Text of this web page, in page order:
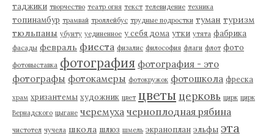
таджики творчество театр огня текст телевидение техника
топинамбур трамвай троллейбус трудные подростки туман туризм
тюльпаны убунту уединенное у себя дома утки утята фабрика
фасады февраль фиеста физалис философия флаги флот фото
фотовыставка фотография фотография - это
фотографы фотокамеры фотокружок фотошкола фреска
храм хризантемы художник цвет цветы церковь цирк цирк
Вернадского цыгане черемуха черноплодная рябина
чистотел чучела школа шлюз шмель экраноплан эльфы эта